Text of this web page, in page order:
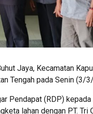
Jaya, Kecamatan
Tengah pada Senin (3/
Pendapat (RDP)
lahan dengan PT. Tri